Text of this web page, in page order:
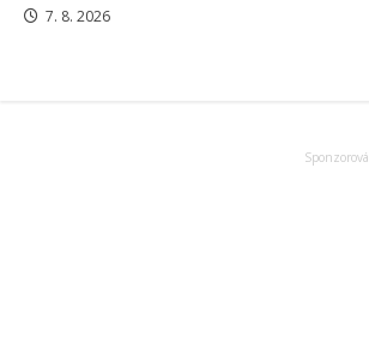
7. 8. 2026